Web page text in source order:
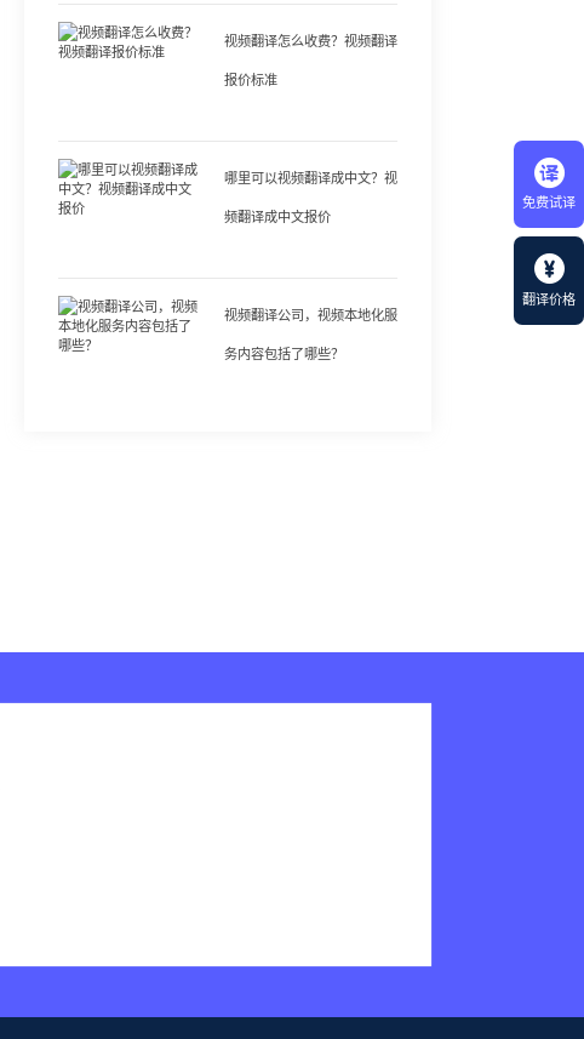
免费试译
翻译价格
视频翻译怎么收费？视频翻译
报价标准
哪里可以视频翻译成中文？视
频翻译成中文报价
视频翻译公司，视频本地化服
务内容包括了哪些？